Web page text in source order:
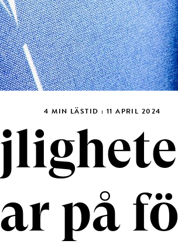
4 MIN LÄSTID : 11 APRIL 2024
på